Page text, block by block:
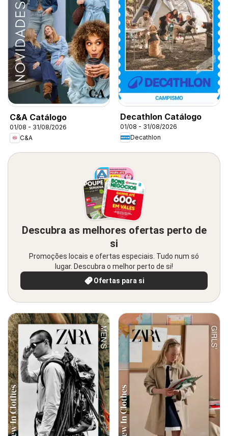
C&A Catálogo
01/08 - 31/08/2026
C&A
Decathlon Catálogo
01/08 - 31/08/2026
Decathlon
Descubra as melhores ofertas perto de
si
Promoções locais e ofertas especiais. Tudo num só
lugar. Descubra o melhor perto de si!
Ofertas para si